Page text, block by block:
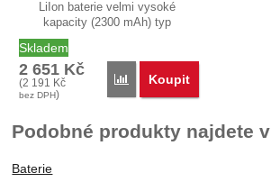
LiIon baterie velmi vysoké
kapacity (2300 mAh) typ
Skladem
2 651 Kč
(2 191 Kč
bez DPH)
Porovnat
Koupit
Podobné produkty najdete v
Baterie